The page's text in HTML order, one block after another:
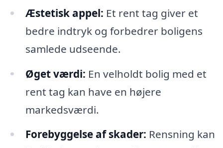
Æstetisk appel: Et rent tag giver et
bedre indtryk og forbedrer boligens
samlede udseende.
Øget værdi: En velholdt bolig med et
rent tag kan have en højere
markedsværdi.
Forebyggelse af skader: Rensning kan